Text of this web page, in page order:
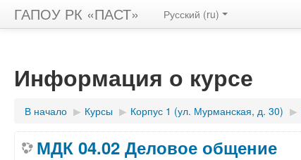
ГАПОУ РК «ПАСТ» Русский ‎(ru)‎
Информация о курсе
В начало ▶︎ Курсы ▶︎ Корпус 1 (ул. Мурманская, д. 30) ▶︎
МДК 04.02 Деловое общение